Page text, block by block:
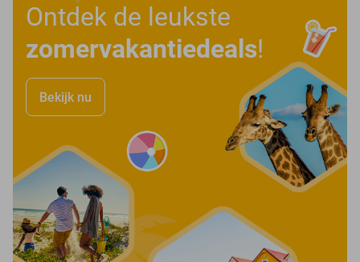
Ontdek de leukste
zomervakantiedeals!
Bekijk nu